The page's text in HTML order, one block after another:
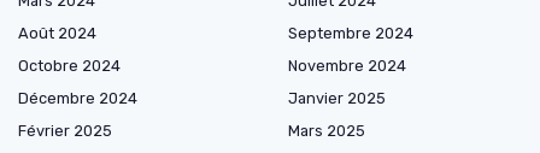
Août 2024
Septembre 2024
Octobre 2024
Novembre 2024
Décembre 2024
Janvier 2025
Février 2025
Mars 2025